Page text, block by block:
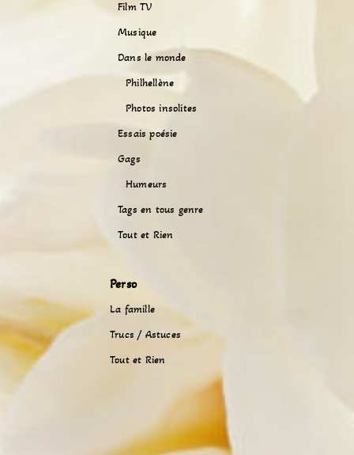
Film TV
Musique
Dans le monde
Philhellène
Photos insolites
Essais poésie
Gags
Humeurs
Tags en tous genre
Tout et Rien
Perso
La famille
Trucs / Astuces
Tout et Rien